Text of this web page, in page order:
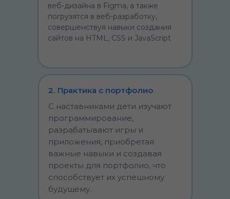
С наставниками дети изучают
программирование,
разрабатывают игры и
приложения, приобретая
важные навыки и создавая
проекты для портфолио, что
способствует их успешному
будущему.
Практика с портфолио
2.
веб-дизайна в Figma, а также
погрузятся в веб-разработку,
совершенствуя навыки создания
сайтов на HTML, CSS и JavaScript